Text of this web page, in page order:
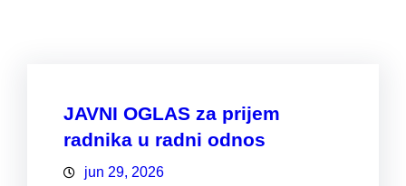
JAVNI OGLAS za prijem
radnika u radni odnos
jun 29, 2026